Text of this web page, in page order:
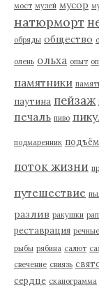
мост музей мусор
натюрморт
обряды общество
олень ольха опыт
памятники
паутина пейзаж
печаль пиво
подмаренник
поток жизни
путешествие
разлив ракушки
реставрация
рыбы рябина салют
свечение свиязь
сердце сканограмма